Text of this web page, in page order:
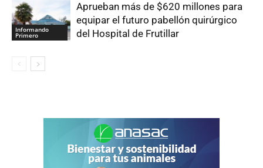
Informando
Primero
Aprueban más de $620 millones para
equipar el futuro pabellón quirúrgico
del Hospital de Frutillar